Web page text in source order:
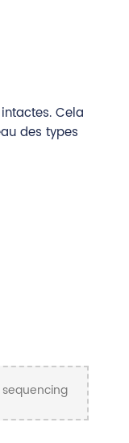
Cela
des types